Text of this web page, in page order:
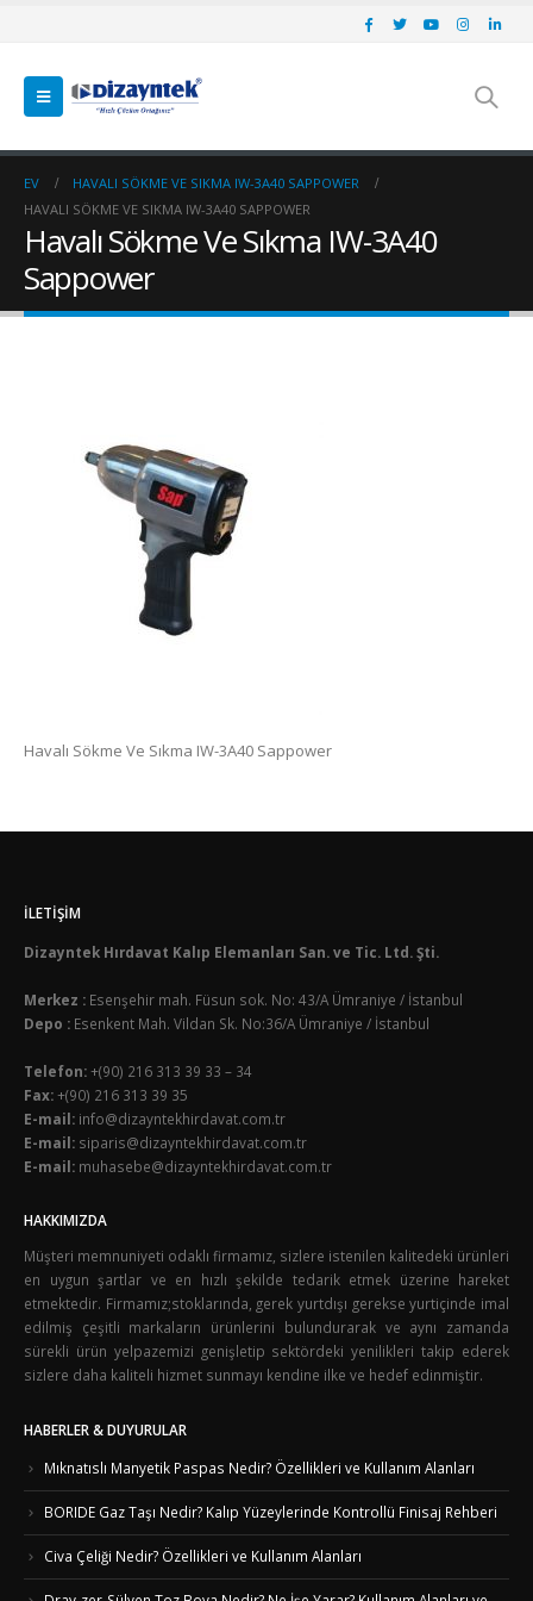
EV
HAVALI SÖKME VE SIKMA IW-3A40 SAPPOWER
HAVALI SÖKME VE SIKMA IW-3A40 SAPPOWER
Havalı Sökme Ve Sıkma IW-3A40
Sappower
Havalı Sökme Ve Sıkma IW-3A40 Sappower
İLETIŞIM
Dizayntek Hırdavat Kalıp Elemanları San. ve Tic. Ltd. Şti.
Merkez : Esenşehir mah. Füsun sok. No: 43/A Ümraniye / İstanbul
Depo : Esenkent Mah. Vildan Sk. No:36/A Ümraniye / İstanbul
Telefon:+(90) 216 313 39 33 – 34
Fax:+(90) 216 313 39 35
E-mail: info@dizayntekhirdavat.com.tr
E-mail: siparis@dizayntekhirdavat.com.tr
E-mail: muhasebe@dizayntekhirdavat.com.tr
HAKKIMIZDA
Müşteri memnuniyeti odaklı firmamız, sizlere istenilen kalitedeki ürünleri
en uygun şartlar ve en hızlı şekilde tedarik etmek üzerine hareket
etmektedir. Firmamız;stoklarında, gerek yurtdışı gerekse yurtiçinde imal
edilmiş çeşitli markaların ürünlerini bulundurarak ve aynı zamanda
sürekli ürün yelpazemizi genişletip sektördeki yenilikleri takip ederek
sizlere daha kaliteli hizmet sunmayı kendine ilke ve hedef edinmiştir.
HABERLER & DUYURULAR
Mıknatıslı Manyetik Paspas Nedir? Özellikleri ve Kullanım Alanları
BORIDE Gaz Taşı Nedir? Kalıp Yüzeylerinde Kontrollü Finisaj Rehberi
Civa Çeliği Nedir? Özellikleri ve Kullanım Alanları